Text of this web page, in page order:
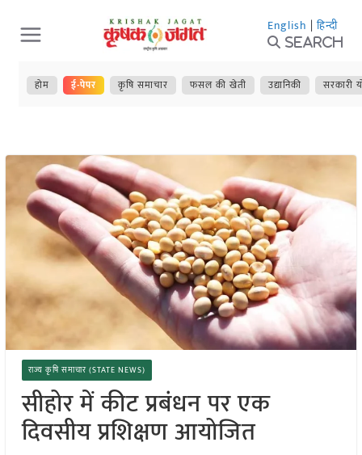
Skip
to
content
English | हिन्दी
Search
होम ई-पेपर कृषि समाचार फसल की खेती उद्यानिकी सरकारी
राज्य कृषि समाचार (STATE NEWS)
सीहोर में कीट प्रबंधन पर एक
दिवसीय प्रशिक्षण आयोजित